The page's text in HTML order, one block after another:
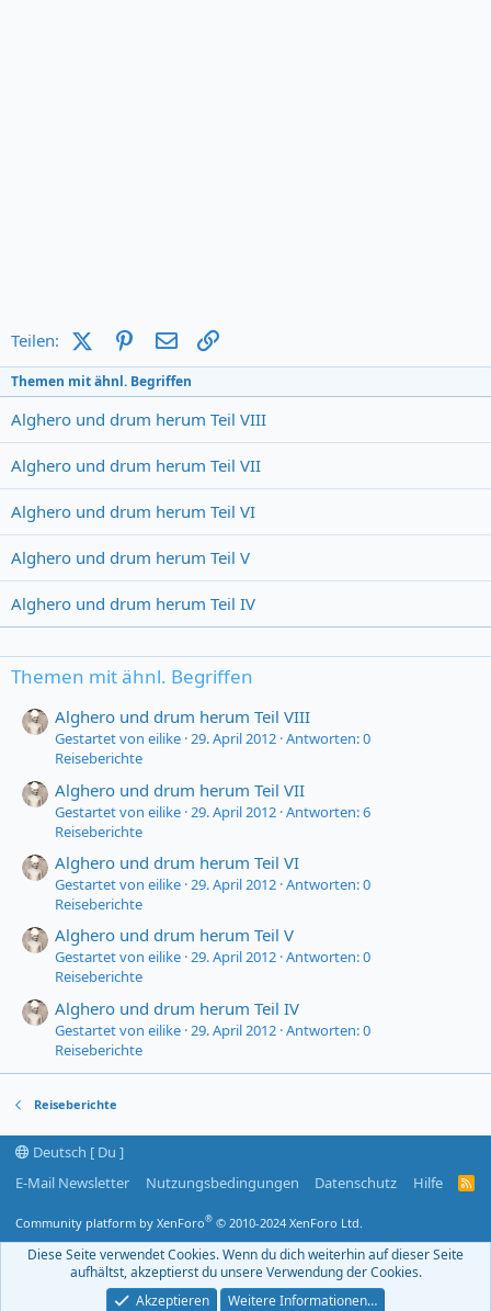
Teilen: X (Twitter)PinterestE-Mail
Themen mit ähnl. Begriffen
Alghero und drum herum Teil VIII
Alghero und drum herum Teil VII
Alghero und drum herum Teil VI
Alghero und drum herum Teil V
Alghero und drum herum Teil IV
Themen mit ähnl. Begriffen
Alghero und drum herum Teil VIII
Gestartet von eilike 29. April 2012 Antworten: 0
Reiseberichte
Alghero und drum herum Teil VII
Gestartet von eilike 29. April 2012 Antworten: 6
Reiseberichte
Alghero und drum herum Teil VI
Gestartet von eilike 29. April 2012 Antworten: 0
Reiseberichte
Alghero und drum herum Teil V
Gestartet von eilike 29. April 2012 Antworten: 0
Reiseberichte
Alghero und drum herum Teil IV
Gestartet von eilike 29. April 2012 Antworten: 0
Reiseberichte
Reiseberichte
Deutsch [ Du ]
E-Mail Newsletter
Nutzungsbedingungen Datenschutz Hilfe
R
S
F
Community platform by XenForo® © 2010-2024 XenForo Ltd.
Diese Seite verwendet Cookies. Wenn du dich weiterhin auf dieser Seite
aufhältst, akzeptierst du unsere Verwendung der Cookies.
Akzeptieren
Weitere Informationen…